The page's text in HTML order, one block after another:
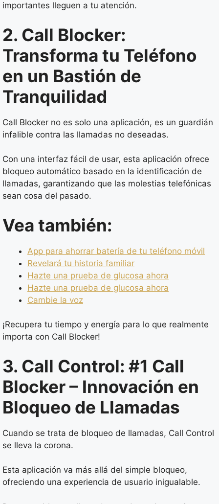
importantes lleguen a tu atención.
2. Call Blocker:
Transforma tu Teléfono
en un Bastión de
Tranquilidad
Call Blocker no es solo una aplicación, es un guardián
infalible contra las llamadas no deseadas.
Con una interfaz fácil de usar, esta aplicación ofrece
bloqueo automático basado en la identificación de
llamadas, garantizando que las molestias telefónicas
sean cosa del pasado.
Vea también:
App para ahorrar batería de tu teléfono móvil
Revelará tu historia familiar
Hazte una prueba de glucosa ahora
Hazte una prueba de glucosa ahora
Cambie la voz
¡Recupera tu tiempo y energía para lo que realmente
importa con Call Blocker!
3. Call Control: #1 Call
Blocker – Innovación en
Bloqueo de Llamadas
Cuando se trata de bloqueo de llamadas, Call Control
se lleva la corona.
Esta aplicación va más allá del simple bloqueo,
ofreciendo una experiencia de usuario inigualable.